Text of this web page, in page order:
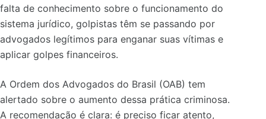
falta de conhecimento sobre o funcionamento do
sistema jurídico, golpistas têm se passando por
advogados legítimos para enganar suas vítimas e
aplicar golpes financeiros.
A Ordem dos Advogados do Brasil (OAB) tem
alertado sobre o aumento dessa prática criminosa.
A recomendação é clara: é preciso ficar atento,